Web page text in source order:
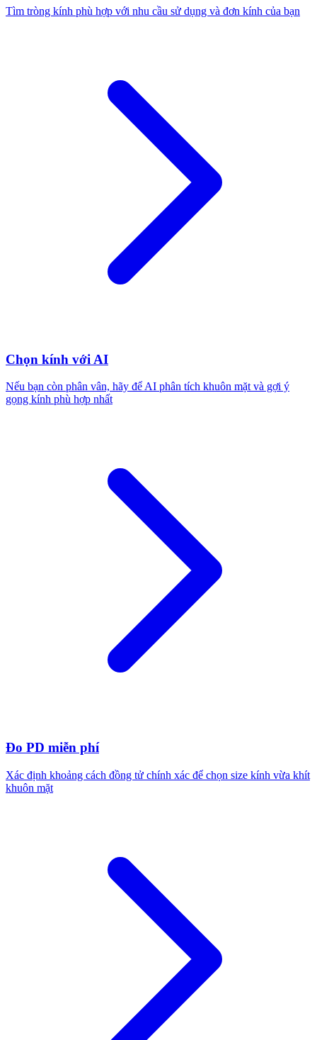
Tìm tròng kính phù hợp với nhu cầu sử dụng và đơn kính của bạn
Chọn kính với AI
Nếu bạn còn phân vân, hãy để AI phân tích khuôn mặt và gợi ý
gọng kính phù hợp nhất
Đo PD miễn phí
Xác định khoảng cách đồng tử chính xác để chọn size kính vừa khít
khuôn mặt